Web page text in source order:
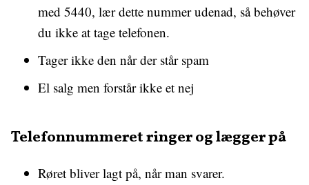
med 5440, lær dette nummer udenad, så behøver
du ikke at tage telefonen.
Tager ikke den når der står spam
El salg men forstår ikke et nej
Telefonnummeret ringer og lægger på
Røret bliver lagt på, når man svarer.